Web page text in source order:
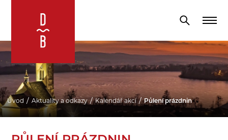
Úvod Aktuality a odkazy Kalendář akcí Půlení prázdnin